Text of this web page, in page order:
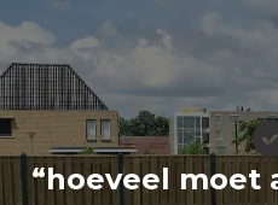
naar
de
inhoud
“hoeveel moet